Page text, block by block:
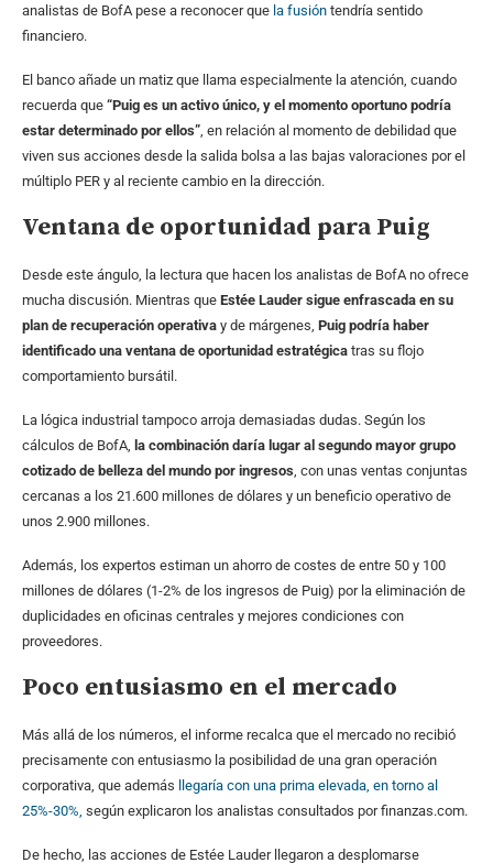
analistas de BofA pese a reconocer que la fusión tendría sentido
financiero.
El banco añade un matiz que llama especialmente la atención, cuando
recuerda que “Puig es un activo único, y el momento oportuno podría
estar determinado por ellos” , en relación al momento de debilidad que
viven sus acciones desde la salida bolsa a las bajas valoraciones por el
múltiplo PER y al reciente cambio en la dirección.
Ventana de oportunidad para Puig
Desde este ángulo, la lectura que hacen los analistas de BofA no ofrece
mucha discusión. Mientras que Estée Lauder sigue enfrascada en su
plan de recuperación operativa y de márgenes, Puig podría haber
identificado una ventana de oportunidad estratégica tras su flojo
comportamiento bursátil.
La lógica industrial tampoco arroja demasiadas dudas. Según los
cálculos de BofA, la combinación daría lugar al segundo mayor grupo
cotizado de belleza del mundo por ingresos , con unas ventas conjuntas
cercanas a los 21.600 millones de dólares y un beneficio operativo de
unos 2.900 millones.
Además, los expertos estiman un ahorro de costes de entre 50 y 100
millones de dólares (1-2% de los ingresos de Puig) por la eliminación de
duplicidades en oficinas centrales y mejores condiciones con
proveedores.
Poco entusiasmo en el mercado
Más allá de los números, el informe recalca que el mercado no recibió
precisamente con entusiasmo la posibilidad de una gran operación
corporativa, que además llegaría con una prima elevada, en torno al
25%-30%, según explicaron los analistas consultados por finanzas.com.
De hecho, las acciones de Estée Lauder llegaron a desplomarse